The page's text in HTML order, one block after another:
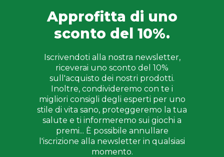
Approfitta di uno
sconto del 10%.
Iscrivendoti alla nostra newsletter,
riceverai uno sconto del 10%
sull'acquisto dei nostri prodotti.
Inoltre, condivideremo con te i
migliori consigli degli esperti per uno
stile di vita sano, proteggeremo la tua
salute e ti informeremo sui giochi a
premi... È possibile annullare
l'iscrizione alla newsletter in qualsiasi
momento.